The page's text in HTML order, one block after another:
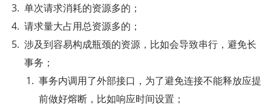
单次请求消耗的资源多的；
请求量大占用总资源多的；
涉及到容易构成瓶颈的资源，比如会导致串行，避免长
事务；
事务内调用了外部接口，为了避免连接不能释放应提
前做好熔断，比如响应时间设置；